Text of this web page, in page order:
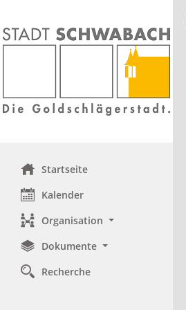
Startseite
Kalender
Organisation
Dokumente
Recherche